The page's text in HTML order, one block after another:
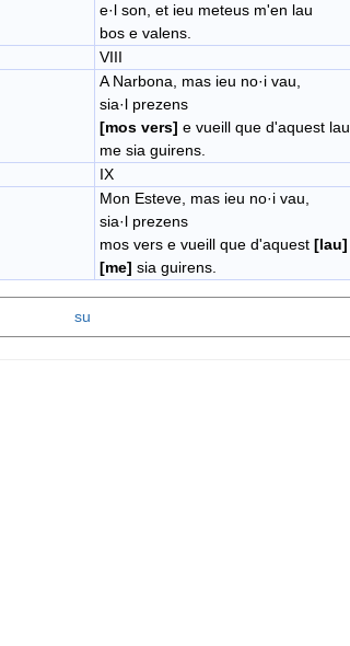
​e·l son, et ieu meteus m'en lau
​bos e valens.
VIII
A Narbona, mas ieu no·i vau,
sia·​l prezens
[mos vers] e vueill que d'aquest lau
me sia guirens.
IX
Mon Esteve, mas ieu no·i vau,
sia·​l prezens
​mos vers e vueill que d'aquest [lau]
[me] sia guirens.
su